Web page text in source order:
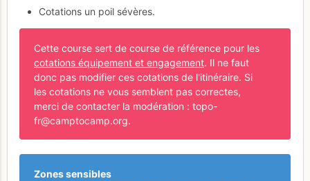
Cotations un poil sévères.
Cette course sert de course de référence pour les
cotations équipement et engagement. Il ne faut
donc pas modifier ces cotations de l'itinéraire. Si
les cotations ne vous semblent pas correctes,
merci de contacter la modération : topo-
fr@camptocamp.org.
Zones sensibles